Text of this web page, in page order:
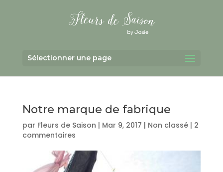
Sélectionner une page
Notre marque de fabrique
par Fleurs de Saison | Mar 9, 2017 | Non classé| 2
commentaires